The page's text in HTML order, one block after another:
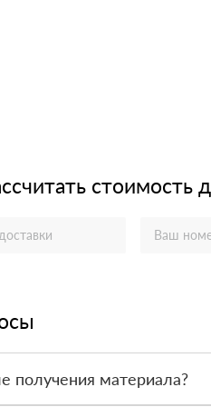
стоимость
получения материала?